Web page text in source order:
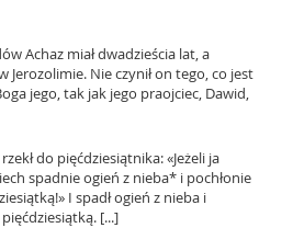
Achaz miał dwadzieścia lat, a
Jerozolimie. Nie czynił on tego, co jest
jego, tak jak jego praojciec, Dawid,
do pięćdziesiątnika: «Jeżeli ja
spadnie ogień z nieba* i pochłonie
I spadł ogień z nieba i
[...]